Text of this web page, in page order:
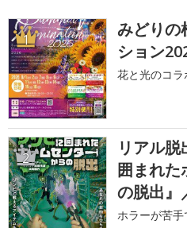
1
みどりの
ション
花と光のコラ
2
リアル
囲まれた
の脱出』
ホラーが苦手